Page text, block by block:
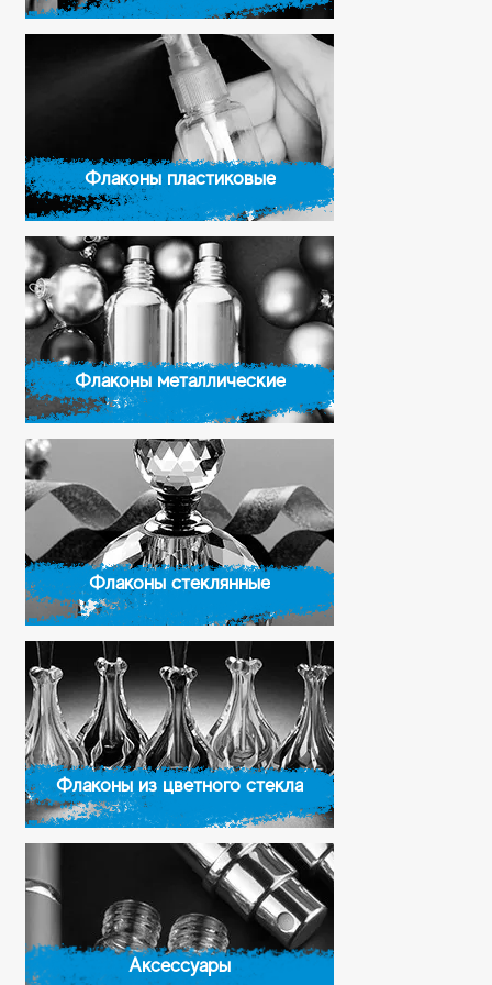
Флаконы пластиковые
Флаконы металлические
Флаконы стеклянные
Флаконы из цветного стекла
Аксессуары